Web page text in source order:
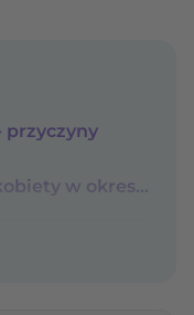
przyczyny
Co dzieje się w organizmie kobiety w okresie okołomenopauzalnym?